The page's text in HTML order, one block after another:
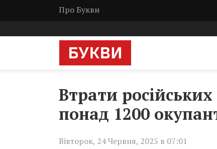
Про Букви
Втрати
понад 1200
Вівторок, 24 Червня, 2025 в 07:01